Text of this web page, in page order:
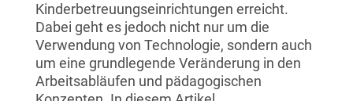
Kinderbetreuungseinrichtungen erreicht.
Dabei geht es jedoch nicht nur um die
Verwendung von Technologie, sondern auch
um eine grundlegende Veränderung in den
Arbeitsabläufen und pädagogischen